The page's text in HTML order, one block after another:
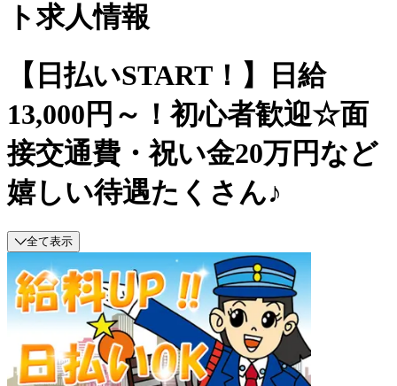
ト求人情報
【日払いSTART！】日給
13,000円～！初心者歓迎☆面
接交通費・祝い金20万円など
嬉しい待遇たくさん♪
全て表示